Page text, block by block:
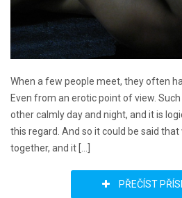
When a few people meet, they often
Even from an erotic point of view.
other calmly day and night, and it is
this regard. And so it could be said
together, and it […]
PŘEČÍST